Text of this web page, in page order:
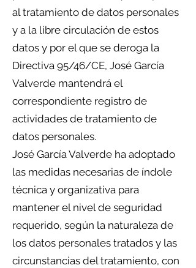
al tratamiento de datos personales
y a la libre circulación de estos
datos y por el que se deroga la
Directiva 95/46/CE, José García
Valverde mantendrá el
correspondiente registro de
actividades de tratamiento de
datos personales.
José García Valverde ha adoptado
las medidas necesarias de índole
técnica y organizativa para
mantener el nivel de seguridad
requerido, según la naturaleza de
los datos personales tratados y las
circunstancias del tratamiento, con